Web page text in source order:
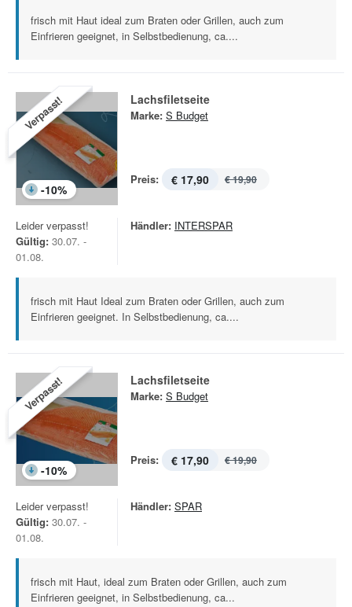
frisch mit Haut ideal zum Braten oder Grillen, auch zum
Einfrieren geeignet, in Selbstbedienung, ca....
Verpasst!
-10%
Lachsfiletseite
Marke: S Budget
Preis: € 17,90 € 19,90
Leider verpasst!
Gültig: 30.07. -
01.08.
Händler: INTERSPAR
frisch mit Haut Ideal zum Braten oder Grillen, auch zum
Einfrieren geeignet. In Selbstbedienung, ca....
Verpasst!
-10%
Lachsfiletseite
Marke: S Budget
Preis: € 17,90 € 19,90
Leider verpasst!
Gültig: 30.07. -
01.08.
Händler: SPAR
frisch mit Haut, ideal zum Braten oder Grillen, auch zum
Einfrieren geeignet, in Selbstbedienung, ca...